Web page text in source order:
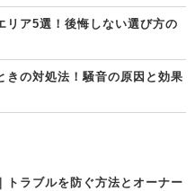
リア5選！後悔しない選び方の
きの対処法！騒音の原因と効果
トラブルを防ぐ方法とオーナー